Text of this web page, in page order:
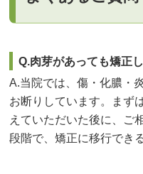
Q.肉芽があっても矯正
A.当院では、傷・化膿・
お断りしています。まず
えていただいた後に、ご
段階で、矯正に移行でき